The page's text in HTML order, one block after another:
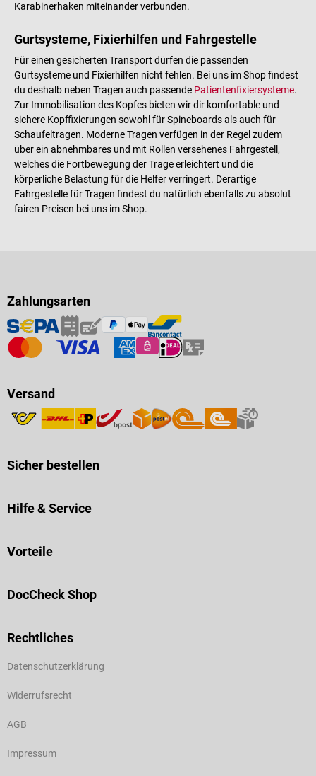
Karabinerhaken miteinander verbunden.
Gurtsysteme, Fixierhilfen und Fahrgestelle
Für einen gesicherten Transport dürfen die passenden
Gurtsysteme und Fixierhilfen nicht fehlen. Bei uns im Shop findest
du deshalb neben Tragen auch passende Patientenfixiersysteme.
Zur Immobilisation des Kopfes bieten wir dir komfortable und
sichere Kopffixierungen sowohl für Spineboards als auch für
Schaufeltragen. Moderne Tragen verfügen in der Regel zudem
über ein abnehmbares und mit Rollen versehenes Fahrgestell,
welches die Fortbewegung der Trage erleichtert und die
körperliche Belastung für die Helfer verringert. Derartige
Fahrgestelle für Tragen findest du natürlich ebenfalls zu absolut
fairen Preisen bei uns im Shop.
Zahlungsarten
Versand
Sicher bestellen
Hilfe & Service
Vorteile
DocCheck Shop
Rechtliches
Datenschutzerklärung
Widerrufsrecht
AGB
Impressum